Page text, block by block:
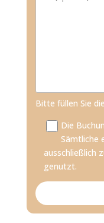
Bitte füllen Sie
Die
Sämtliche
ausschließlich
genutzt.